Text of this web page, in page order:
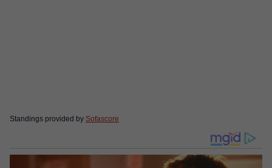
Standings provided by Sofascore